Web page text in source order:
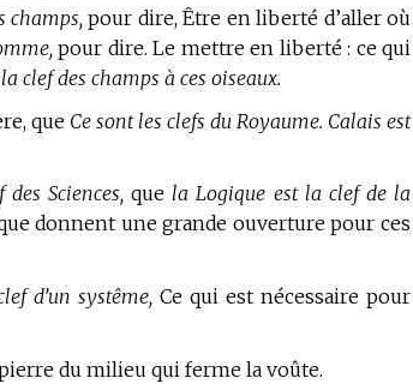
champs, pour dire, Être en liberté d’aller où
pour dire. Le mettre en liberté : ce qui
clef des champs à ces oiseaux.
que Ce sont les clefs du Royaume. Calais est
Sciences, que la Logique est la clef de la
donnent une grande ouverture pour ces
d’un systême, Ce qui est nécessaire pour
du milieu qui ferme la voûte.